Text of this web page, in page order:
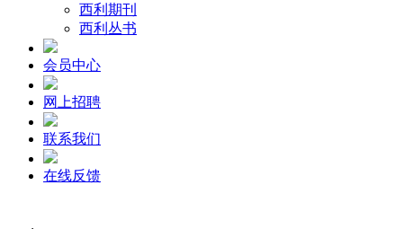
西利期刊
西利丛书
会员中心
网上招聘
联系我们
在线反馈